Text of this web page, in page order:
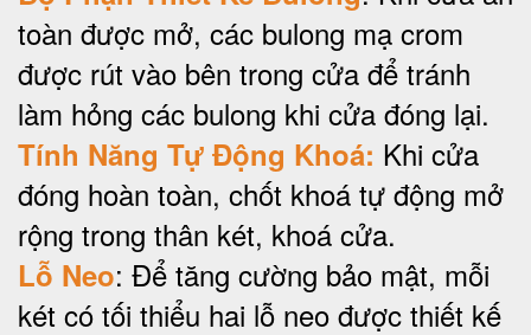
toàn được mở, các bulong mạ crom
được rút vào bên trong cửa để tránh
làm hỏng các bulong khi cửa đóng lại.
Tính Năng Tự Động Khoá: Khi cửa
đóng hoàn toàn, chốt khoá tự động mở
rộng trong thân két, khoá cửa.
Lỗ Neo: Để tăng cường bảo mật, mỗi
két có tối thiểu hai lỗ neo được thiết kế